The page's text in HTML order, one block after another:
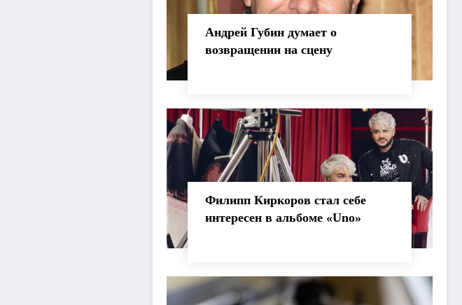
Андрей Губин думает о
возвращении на сцену
Филипп Киркоров стал себе
интересен в альбоме «Uno»